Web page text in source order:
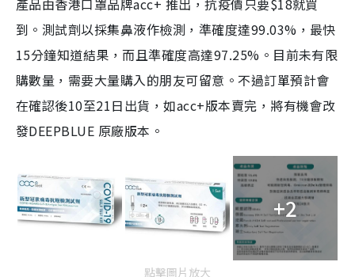
產品由香港口罩品牌acc+ 推出，抗疫價只要$18就買
到。測試劑以採集鼻液作檢測，準確度達99.03%，最快
15分鐘知道結果，而且準確度高達97.25%。目前未有限
購數量，需要大量購入的朋友可留意。不過訂單預計會
在確認後10至21日出貨，如acc+版本賣完，將有機會改
發DEEPBLUE 原廠版本。
+2
點擊圖片放大